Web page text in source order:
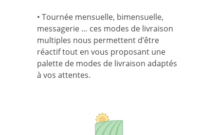
• Tournée mensuelle, bimensuelle,
messagerie … ces modes de livraison
multiples nous permettent d’être
réactif tout en vous proposant une
palette de modes de livraison adaptés
à vos attentes.